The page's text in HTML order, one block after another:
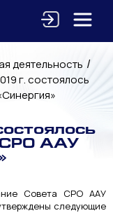
деятельность /
г. состоялось
СРО ААУ
Совета СРО ААУ
следующие